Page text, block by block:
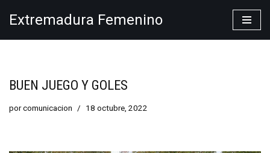
Extremadura Femenino
BUEN JUEGO Y GOLES
porcomunicacion 18 octubre, 2022